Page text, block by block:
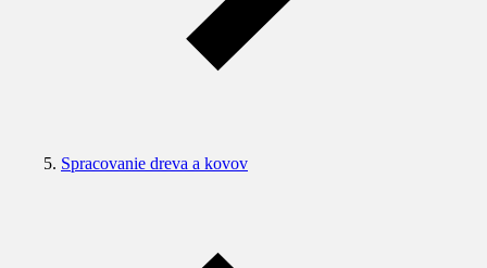
Spracovanie dreva a kovov